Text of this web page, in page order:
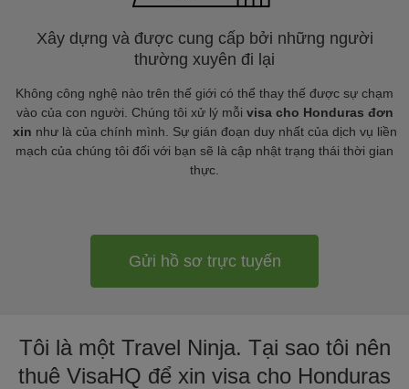
Xây dựng và được cung cấp bởi những người
thường xuyên đi lại
Không công nghệ nào trên thế giới có thể thay thế được sự chạm
vào của con người. Chúng tôi xử lý mỗi visa cho Honduras đơn
xin như là của chính mình. Sự gián đoạn duy nhất của dịch vụ liền
mạch của chúng tôi đối với bạn sẽ là cập nhật trạng thái thời gian
thực.
Gửi hồ sơ trực tuyến
Tôi là một Travel Ninja. Tại sao tôi nên
thuê VisaHQ để xin visa cho Honduras